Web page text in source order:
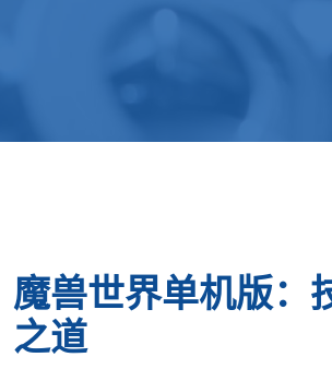
魔兽世界单机版：
之道